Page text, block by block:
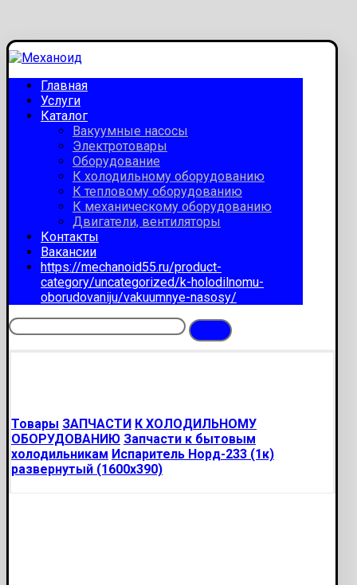
Главная
Услуги
Каталог
Вакуумные насосы
Электротовары
Оборудование
К холодильному оборудованию
К тепловому оборудованию
К механическому оборудованию
Двигатели, вентиляторы
Контакты
Вакансии
https://mechanoid55.ru/product-
category/uncategorized/k-holodilnomu-
oborudovaniju/vakuumnye-nasosy/
Товары ЗАПЧАСТИ К ХОЛОДИЛЬНОМУ
ОБОРУДОВАНИЮ Запчасти к бытовым
холодильникам Испаритель Норд-233 (1к)
развернутый (1600х390)